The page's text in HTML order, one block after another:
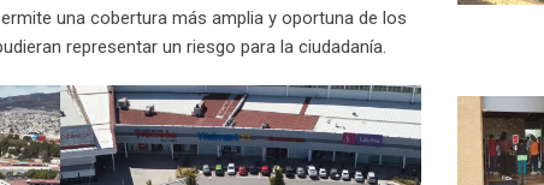
una cobertura más amplia y oportuna de los
representar un riesgo para la ciudadanía.